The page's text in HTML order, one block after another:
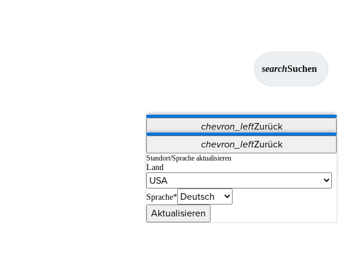
searchSuchen
chevron_leftZurück
Vet Systems OrthoPedia Patient
Supplier Portal
Synergy-Bildgebung und -Resektion
chevron_leftZurück
Standort/Sprache aktualisieren
Land
Sprache*
Aktualisieren